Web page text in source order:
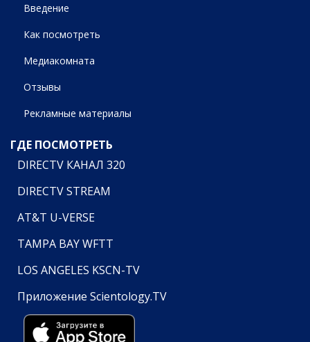
Введение
Как посмотреть
Медиакомната
Отзывы
Рекламные материалы
ГДЕ ПОСМОТРЕТЬ
DIRECTV КАНАЛ 320
DIRECTV STREAM
AT&T U-VERSE
TAMPA BAY WFTT
LOS ANGELES KSCN-TV
Приложение Scientology.TV